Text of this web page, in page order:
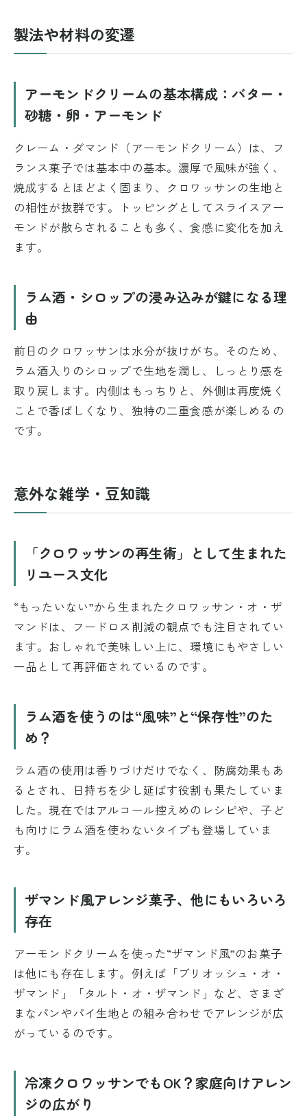
製法や材料の変遷
アーモンドクリームの基本構成：バター・
砂糖・卵・アーモンド
クレーム・ダマンド（アーモンドクリーム）は、フ
ランス菓子では基本中の基本。濃厚で風味が強く、
焼成するとほどよく固まり、クロワッサンの生地と
の相性が抜群です。トッピングとしてスライスアー
モンドが散らされることも多く、食感に変化を加え
ます。
ラム酒・シロップの浸み込みが鍵になる理
由
前日のクロワッサンは水分が抜けがち。そのため、
ラム酒入りのシロップで生地を潤し、しっとり感を
取り戻します。内側はもっちりと、外側は再度焼く
ことで香ばしくなり、独特の二重食感が楽しめるの
です。
意外な雑学・豆知識
「クロワッサンの再生術」として生まれた
リユース文化
“もったいない”から生まれたクロワッサン・オ・ザ
マンドは、フードロス削減の観点でも注目されてい
ます。おしゃれで美味しい上に、環境にもやさしい
一品として再評価されているのです。
ラム酒を使うのは“風味”と“保存性”のた
め？
ラム酒の使用は香りづけだけでなく、防腐効果もあ
るとされ、日持ちを少し延ばす役割も果たしていま
した。現在ではアルコール控えめのレシピや、子ど
も向けにラム酒を使わないタイプも登場していま
す。
ザマンド風アレンジ菓子、他にもいろいろ
存在
アーモンドクリームを使った“ザマンド風”のお菓子
は他にも存在します。例えば「ブリオッシュ・オ・
ザマンド」「タルト・オ・ザマンド」など、さまざ
まなパンやパイ生地との組み合わせでアレンジが広
がっているのです。
冷凍クロワッサンでもOK？家庭向けアレン
ジの広がり